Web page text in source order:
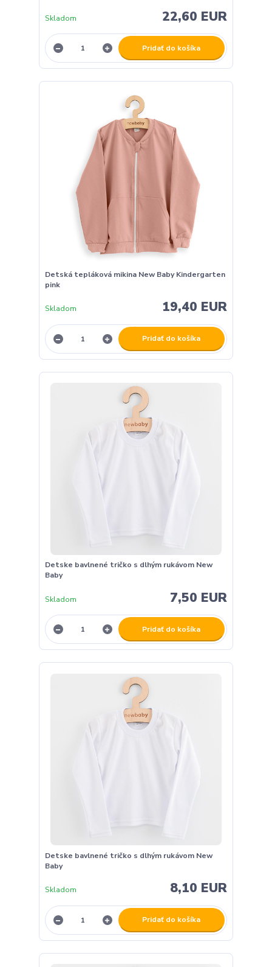
22,60 EUR
Skladom
Pridať do košíka
Detská tepláková mikina New Baby Kindergarten
pink
19,40 EUR
Skladom
Pridať do košíka
Detske bavlnené tričko s dlhým rukávom New
Baby
7,50 EUR
Skladom
Pridať do košíka
Detske bavlnené tričko s dlhým rukávom New
Baby
8,10 EUR
Skladom
Pridať do košíka